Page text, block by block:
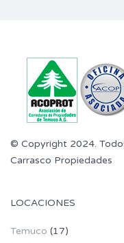
© Copyright 2024.
Carrasco Propiedades
LOCACIONES
Temuco (17)